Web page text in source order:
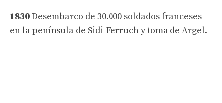
1830Desembarco de 30.000 soldados franceses
en la península de Sidi-Ferruch y toma de Argel.